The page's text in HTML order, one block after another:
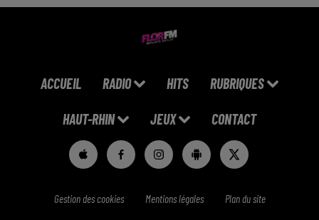
ACCUEIL RADIO HITS RUBRIQUES
HAUT-RHIN JEUX CONTACT
Gestion des cookies Mentions légales Plan du site